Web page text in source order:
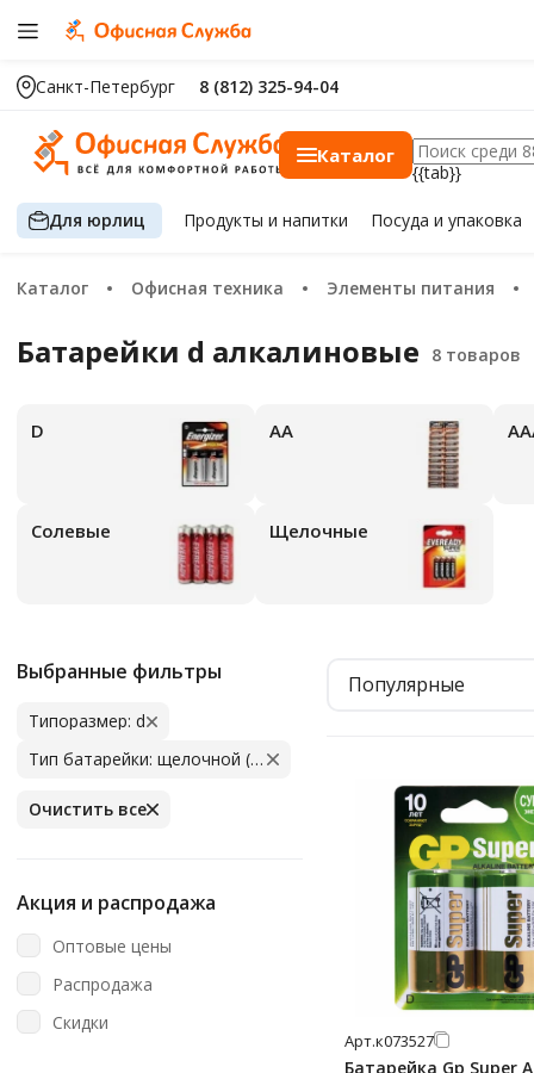
Санкт-Петербург 8 (812) 325-94-04
Каталог
{{tab}}
Для юрлиц Продуктыи напитки Посуда и упаковка
Каталог Офисная техника Элементы питания
Батарейки d алкалиновые
D АА
Солевые Щелочные
Выбранные фильтры
Типоразмер: d
Тип батарейки: щелочной (алкалиновый)
Очистить все
Акция и распродажа
Оптовые цены
Распродажа
Скидки
Популярные
Арт.к073527
Батарейка Gp Super